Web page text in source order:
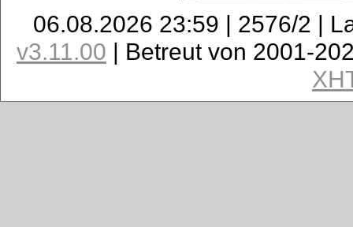
06.08.2026 23:59 | 2576/2 |
v3.11.00 | Betreut von 2001-